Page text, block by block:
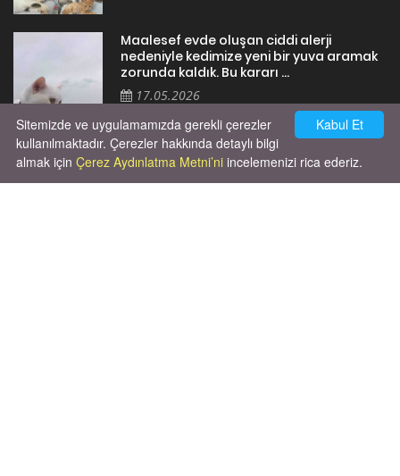
Maalesef evde oluşan ciddi alerji
nedeniyle kedimize yeni bir yuva aramak
zorunda kaldık. Bu kararı ...
17.05.2026
Kabul Et
Sitemizde ve uygulamamızda gerekli çerezler
kullanılmaktadır. Çerezler hakkında detaylı bilgi
almak için Çerez Aydınlatma Metni’ni incelemenizi rica ederiz.